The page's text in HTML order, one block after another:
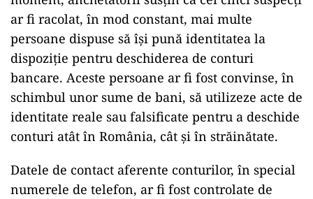
ar fi racolat, în mod constant, mai multe
persoane dispuse să își pună identitatea la
dispoziție pentru deschiderea de conturi
bancare. Aceste persoane ar fi fost convinse, în
schimbul unor sume de bani, să utilizeze acte de
identitate reale sau falsificate pentru a deschide
conturi atât în România, cât și în străinătate.
Datele de contact aferente conturilor, în special
numerele de telefon, ar fi fost controlate de